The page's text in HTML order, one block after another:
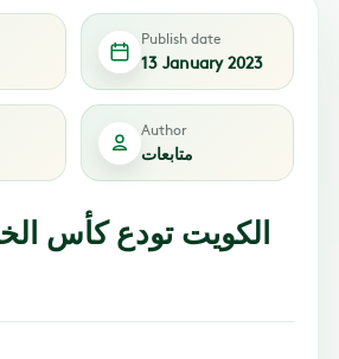
Publish date
13 January 2023
Author
متابعات
الكويت تودع كأس